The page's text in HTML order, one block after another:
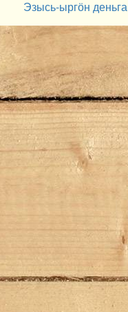
Эзысь-ыргӧн деньга